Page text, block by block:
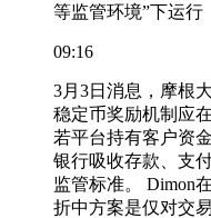
等监管环境”下运行
09:16
3月3日消息，摩根
稳定币奖励机制应
若平台持有客户资
银行吸收存款、支
监管标准。 Dimon
折中方案是仅对交